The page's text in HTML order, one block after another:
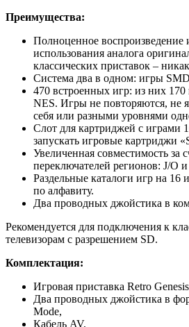
Преимущества:
Полноценное воспроизведение
использования аналога
классических приставок –
Система два в одном: игры
470 встроенных игр: из них
NES. Игры не повторяются, не
себя или разными уровнями
Слот для картриджей с играми
запускать игровые картриджи
Увеличенная совместимость за
переключателей регионов: J/O и
Раздельные каталоги игр на
по алфавиту.
Два проводных джойстика в
Рекомендуется для подключения к
телевизорам с разрешением SD.
Комплектация:
Игровая приставка Retro
Два проводных джойстика в
Mode,
Кабель AV,